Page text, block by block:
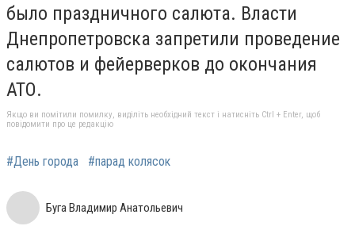
было праздничного салюта. Власти
Днепропетровска запретили проведение
салютов и фейерверков до окончания
АТО.
Якщо ви помітили помилку, виділіть необхідний текст і натисніть Ctrl + Enter, щоб
повідомити про це редакцію
#День города #парад колясок
Буга Владимир Анатольевич